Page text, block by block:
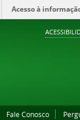
Acesso à
Fale Conosco